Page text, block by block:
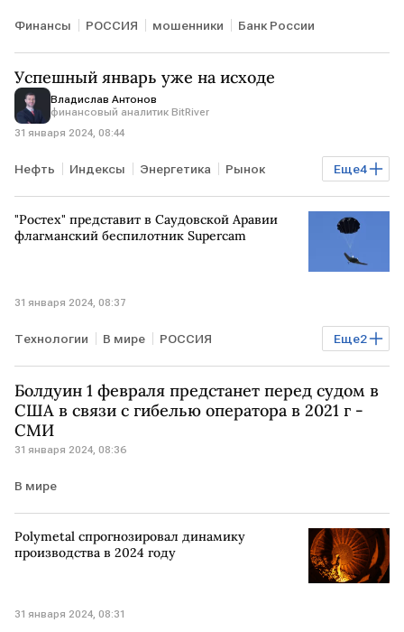
Финансы РОССИЯ мошенники Банк России
Успешный январь уже на исходе
Владислав Антонов
финансовый аналитик BitRiver
31 января 2024, 08:44
Еще4
Нефть Индексы Энергетика Рынок
Мнения аналитиков рубль Налоги
Курсы валют
"Ростех" представит в Саудовской Аравии
флагманский беспилотник Supercam
31 января 2024, 08:37
Еще2
Технологии В мире РОССИЯ
САУДОВСКАЯ АРАВИЯ Ростех
Болдуин 1 февраля предстанет перед судом в
США в связи с гибелью оператора в 2021 г -
СМИ
31 января 2024, 08:36
В мире
Polymetal спрогнозировал динамику
производства в 2024 году
31 января 2024, 08:31